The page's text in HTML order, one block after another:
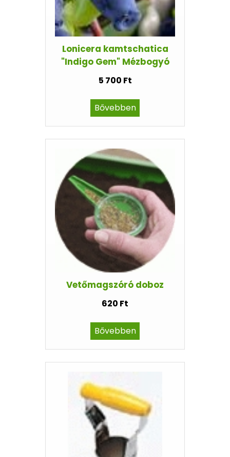
Lonicera kamtschatica
"Indigo Gem" Mézbogyó
5 700 Ft
Bővebben
Vetőmagszóró doboz
620 Ft
Bővebben